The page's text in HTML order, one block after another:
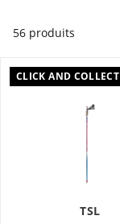
56 produits
CLICK AND COLLECT
TSL